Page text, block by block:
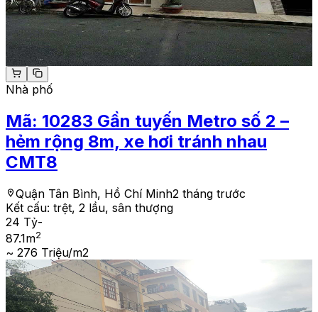
Nhà phố
Mã: 10283 Gần tuyến Metro số 2 –
hẻm rộng 8m, xe hơi tránh nhau
CMT8
Quận Tân Bình, Hồ Chí Minh2 tháng trước
Kết cấu: trệt, 2 lầu, sân thượng
24 Tỷ-
87.1m2
~ 276 Triệu/m2